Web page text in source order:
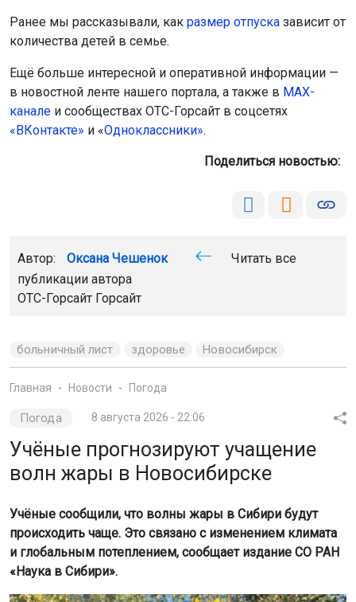
Ранее мы рассказывали, как размер отпуска зависит от
количества детей в семье.
Ещё больше интересной и оперативной информации —
в новостной ленте нашего портала, а также в МАХ-
канале и сообществах ОТС-Горсайт в соцсетях
«ВКонтакте» и «Одноклассники».
Поделиться новостью:
Автор: Оксана Чешенок
Читать все
публикации автора
ОТС-Горсайт Горсайт
больничный лист здоровье Новосибирск
Главная Новости Погода
Погода 8 августа 2026 - 22:06
Учёные прогнозируют учащение
волн жары в Новосибирске
Учёные сообщили, что волны жары в Сибири будут
происходить чаще. Это связано с изменением климата
и глобальным потеплением, сообщает издание СО РАН
«Наука в Сибири».